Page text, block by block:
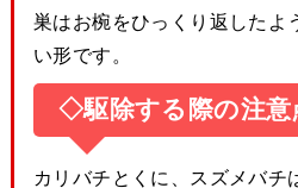
巣はお椀をひっくり返したよ
い形です。
◇駆除する際の注意
カリバチとくに、スズメバチ